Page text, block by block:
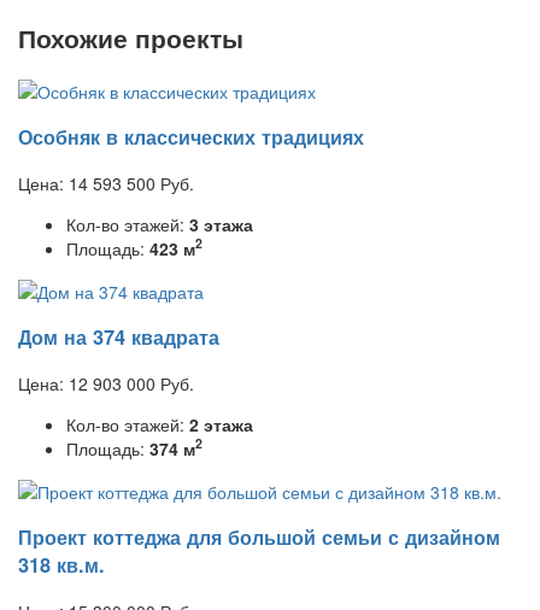
Похожие проекты
Особняк в классических традициях
Цена: 14 593 500 Руб.
Кол-во этажей: 3 этажа
Площадь: 423 м2
Дом на 374 квадрата
Цена: 12 903 000 Руб.
Кол-во этажей: 2 этажа
Площадь: 374 м2
Проект коттеджа для большой семьи с дизайном
318 кв.м.